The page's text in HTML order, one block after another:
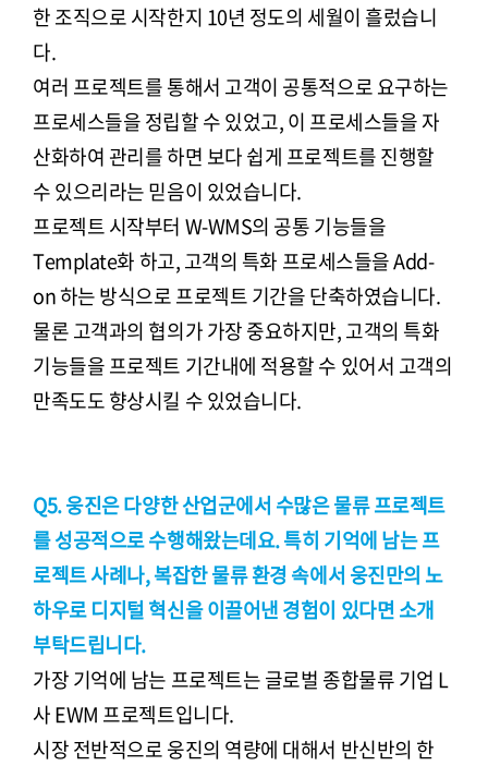
한 조직으로 시작한지 10년 정도의 세월이 흘렀습니
다.
여러 프로젝트를 통해서 고객이 공통적으로 요구하는
프로세스들을 정립할 수 있었고, 이 프로세스들을 자
산화하여 관리를 하면 보다 쉽게 프로젝트를 진행할
수 있으리라는 믿음이 있었습니다.
프로젝트 시작부터 W-WMS의 공통 기능들을
Template화 하고, 고객의 특화 프로세스들을 Add-
on 하는 방식으로 프로젝트 기간을 단축하였습니다.
물론 고객과의 협의가 가장 중요하지만, 고객의 특화
기능들을 프로젝트 기간내에 적용할 수 있어서 고객의
만족도도 향상시킬 수 있었습니다.
Q5. 웅진은 다양한 산업군에서 수많은 물류 프로젝트
를 성공적으로 수행해왔는데요. 특히 기억에 남는 프
로젝트 사례나, 복잡한 물류 환경 속에서 웅진만의 노
하우로 디지털 혁신을 이끌어낸 경험이 있다면 소개
부탁드립니다.
가장 기억에 남는 프로젝트는 글로벌 종합물류 기업 L
사 EWM 프로젝트입니다.
시장 전반적으로 웅진의 역량에 대해서 반신반의 한